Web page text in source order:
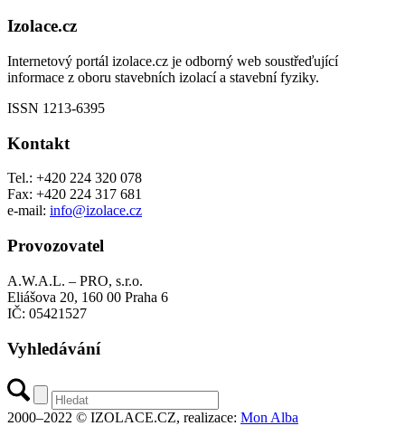
Izolace.cz
Internetový portál izolace.cz je odborný web soustřeďující
informace z oboru stavebních izolací a stavební fyziky.
ISSN 1213-6395
Kontakt
Tel.: +420 224 320 078
Fax: +420 224 317 681
e-mail: info@izolace.cz
Provozovatel
A.W.A.L. – PRO, s.r.o.
Eliášova 20, 160 00 Praha 6
IČ: 05421527
Vyhledávání
2000–2022 © IZOLACE.CZ, realizace: Mon Alba